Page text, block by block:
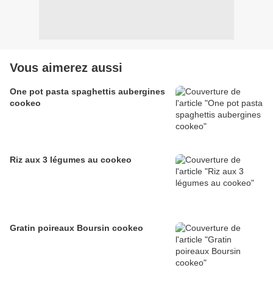
Vous aimerez aussi
One pot pasta spaghettis aubergines
cookeo
Riz aux 3 légumes au cookeo
Gratin poireaux Boursin cookeo